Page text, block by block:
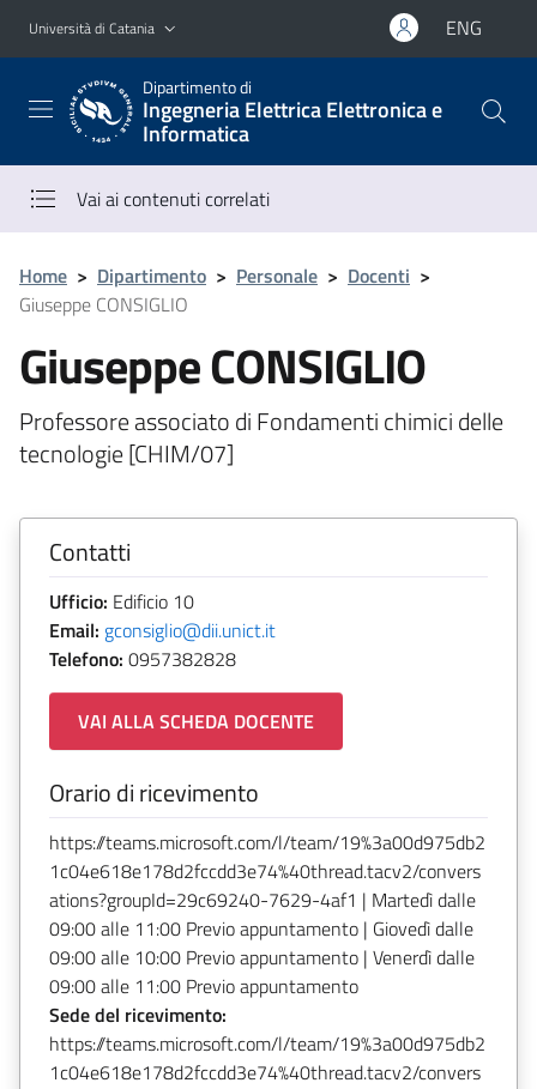
Vai al contenuto principale
Vai al menu di navigazione
Università di Catania ENG
Dipartimento di
Ingegneria Elettrica Elettronica e
Informatica
Vai ai contenuti correlati
Home > Dipartimento > Personale > Docenti >
Giuseppe CONSIGLIO
Giuseppe CONSIGLIO
Professore associato di Fondamenti chimici delle
tecnologie [CHIM/07]
Contatti
Ufficio: Edificio 10
Email: gconsiglio@dii.unict.it
Telefono: 0957382828
VAI ALLA SCHEDA DOCENTE
Orario di ricevimento
https://teams.microsoft.com/l/team/19%3a00d975db2
1c04e618e178d2fccdd3e74%40thread.tacv2/convers
ations?groupId=29c69240-7629-4af1 | Martedì dalle
09:00 alle 11:00 Previo appuntamento | Giovedì dalle
09:00 alle 10:00 Previo appuntamento | Venerdì dalle
09:00 alle 11:00 Previo appuntamento
Sede del ricevimento:
https://teams.microsoft.com/l/team/19%3a00d975db2
1c04e618e178d2fccdd3e74%40thread.tacv2/convers